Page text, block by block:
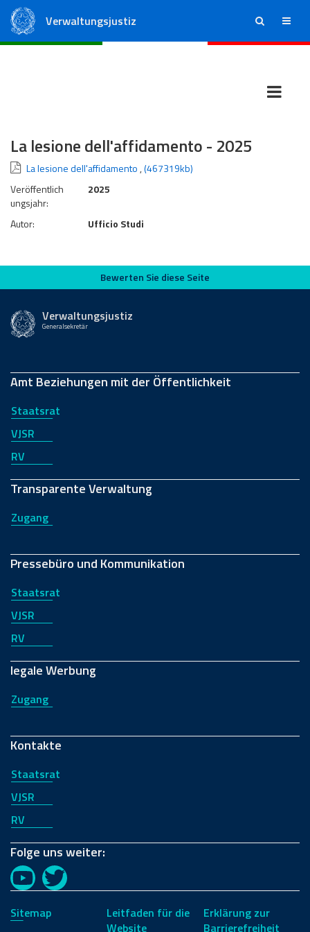
Verwaltungsjustiz ricerca menu
La lesione dell'affidamento - 2025
La lesione dell'affidamento ,(467319kb)
Veröffentlich
ungsjahr:
2025
Autor: Ufficio Studi
Bewerten Sie diese Seite
Bewerten Sie diese Seite
Verwaltungsjustiz
Generalsekretär
Amt Beziehungen mit der Öffentlichkeit
Staatsrat
VJSR
RV
Transparente Verwaltung
Zugang
Pressebüro und Kommunikation
Staatsrat
VJSR
RV
legale Werbung
Zugang
Kontakte
Staatsrat
VJSR
RV
Folge uns weiter:
YouTubeTwitter
Sitemap
Leitfaden für die
Website
Erklärung zur
Barrierefreiheit